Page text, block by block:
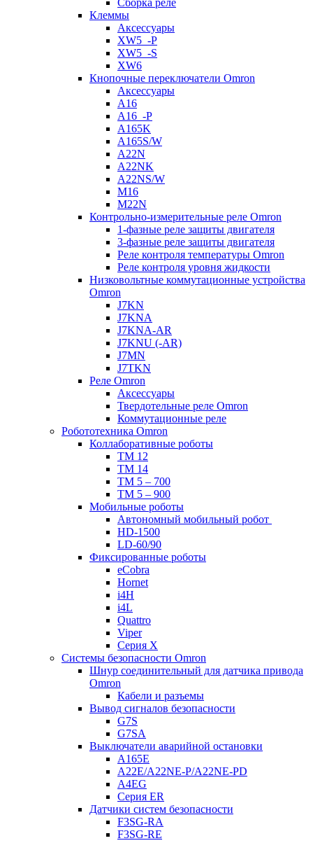
Сборка реле
Клеммы
Аксессуары
XW5_-P
XW5_-S
XW6
Кнопочные переключатели Omron
Аксессуары
A16
A16_-P
A165K
A165S/W
A22N
A22NK
A22NS/W
M16
M22N
Контрольно-измерительные реле Omron
1-фазные реле защиты двигателя
3-фазные реле защиты двигателя
Реле контроля температуры Omron
Реле контроля уровня жидкости
Низковольтные коммутационные устройства
Omron
J7KN
J7KNA
J7KNA-AR
J7KNU (-AR)
J7MN
J7TKN
Реле Omron
Аксессуары
Твердотельные реле Omron
Коммутационные реле
Робототехника Omron
Коллаборативные роботы
TM 12
TM 14
TM 5 – 700
TM 5 – 900
Мобильные роботы
Автономный мобильный робот
HD-1500
LD-60/90
Фиксированные роботы
eCobra
Hornet
i4H
i4L
Quattro
Viper
Серия X
Системы безопасности Omron
Шнур соединительный для датчика привода
Omron
Кабели и разъемы
Вывод сигналов безопасности
G7S
G7SA
Выключатели аварийной остановки
A165E
A22E/A22NE-P/A22NE-PD
A4EG
Серия ER
Датчики систем безопасности
F3SG-RA
F3SG-RE